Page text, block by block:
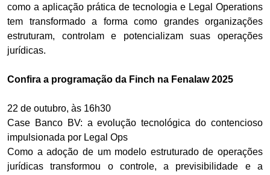
como a aplicação prática de tecnologia e Legal Operations
tem transformado a forma como grandes organizações
estruturam, controlam e potencializam suas operações
jurídicas.
Confira a programação da Finch na Fenalaw 2025
22 de outubro, às 16h30
Case Banco BV: a evolução tecnológica do contencioso
impulsionada por Legal Ops
Como a adoção de um modelo estruturado de operações
jurídicas transformou o controle, a previsibilidade e a